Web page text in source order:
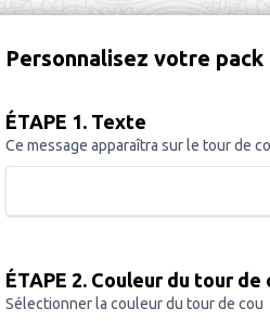
Personnalisez votre pack
ÉTAPE 1. Texte
Ce message apparaîtra sur le tour de
ÉTAPE 2. Couleur du tour de
Sélectionner la couleur du tour de cou